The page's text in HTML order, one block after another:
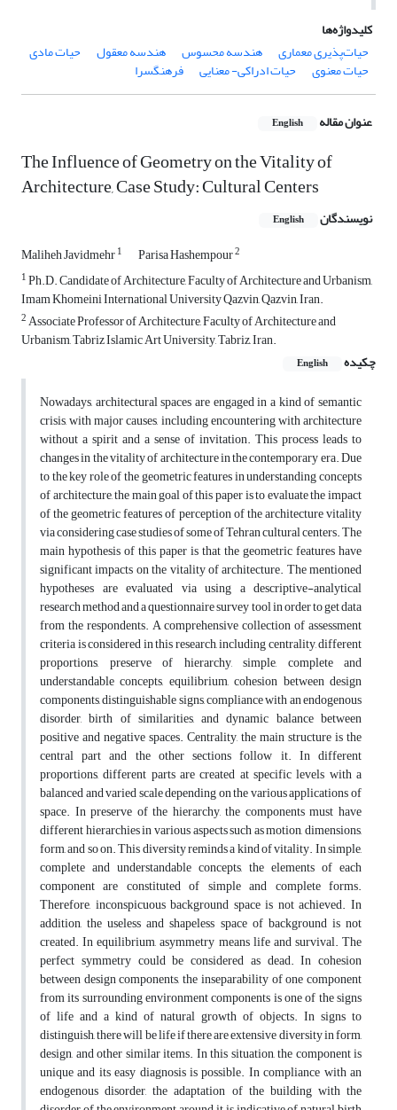
کلیدواژه‌ها
حیات‌پذیری معماری
هندسه محسوس هندسه معقول حیات مادی
حیات معنوی حیات ادراکی- معنایی فرهنگسرا
عنوان مقاله English
The Influence of Geometry on the Vitality of
Architecture, Case Study: Cultural Centers
نویسندگان English
Maliheh Javidmehr1 Parisa Hashempour2
1Ph.D. Candidate of Architecture, Faculty of Architecture and Urbanism,
Imam Khomeini International University Qazvin, Qazvin, Iran.
2Associate Professor of Architecture, Faculty of Architecture and
Urbanism, Tabriz Islamic Art University, Tabriz, Iran.
چکیده
English
Nowadays, architectural spaces are engaged in a kind of semantic
crisis, with major causes, including encountering with architecture
without a spirit and a sense of invitation. This process leads to
changes in the vitality of architecture in the contemporary era. Due
to the key role of the geometric features in understanding concepts
of architecture, the main goal of this paper is to evaluate the impact
of the geometric features of perception of the architecture vitality
via considering case studies of some of Tehran cultural centers. The
main hypothesis of this paper is that the geometric features have
significant impacts on the vitality of architecture. The mentioned
hypotheses are evaluated via using a descriptive-analytical
research method and a questionnaire survey tool in order to get data
from the respondents. A comprehensive collection of assessment
criteria is considered in this research, including centrality, different
proportions, preserve of hierarchy, simple, complete and
understandable concepts, equilibrium, cohesion between design
components, distinguishable signs, compliance with an endogenous
disorder, birth of similarities, and dynamic balance between
positive and negative spaces. Centrality, the main structure is the
central part and the other sections follow it. In different
proportions, different parts are created at specific levels with a
balanced and varied scale depending on the various applications of
space. In preserve of the hierarchy, the components must have
different hierarchies in various aspects such as motion, dimensions,
form, and so on. This diversity reminds a kind of vitality. In simple,
complete and understandable concepts, the elements of each
component are constituted of simple and complete forms.
Therefore, inconspicuous background space is not achieved. In
addition, the useless and shapeless space of background is not
created. In equilibrium, asymmetry means life and survival. The
perfect symmetry could be considered as dead. In cohesion
between design components, the inseparability of one component
from its surrounding environment components is one of the signs
of life and a kind of natural growth of objects. In signs to
distinguish, there will be life if there are extensive diversity in form,
design, and other similar items. In this situation, the component is
unique and its easy diagnosis is possible. In compliance with an
endogenous disorder, the adaptation of the building with the